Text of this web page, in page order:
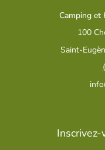
Camping et
100
Saint-